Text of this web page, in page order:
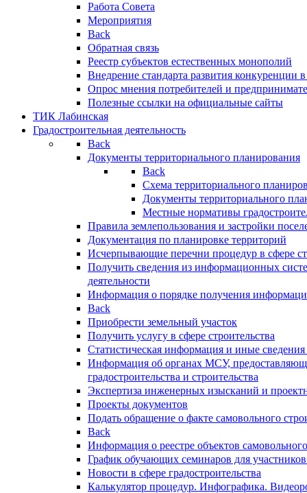
Работа Совета
Мероприятия
Back
Обратная связь
Реестр субъектов естественных монополий
Внедрение стандарта развития конкуренции
Опрос мнения потребителей и
Полезные ссылки на официальные сайты
ТИК Лабинская
Градостроительная деятельность
Back
Документы территориального планирования
Back
Схема территориального
Документы территориального
Местные нормативы
Правила землепользования и застройки
Документация по планировке территорий
Исчерпывающие перечни процедур в сфере
Получить сведения из информационных
деятельности
Информация о порядке получения
Back
Приобрести земельный участок
Получить услугу в сфере строительства
Статистическая информация и иные сведения
Информация об органах МСУ,
градостроительства и строительства
Экспертиза инженерных изысканий и
Проекты документов
Подать обращение о факте самовольного
Back
Информация о реестре объектов
График обучающих семинаров для участников
Новости в сфере градостроительства
Калькулятор процедур. Инфографика.